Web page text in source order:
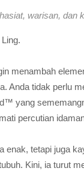
warisan, dan
menambah
Anda tidak perlu
yang
percutian
tetapi juga
Kini, ia turut